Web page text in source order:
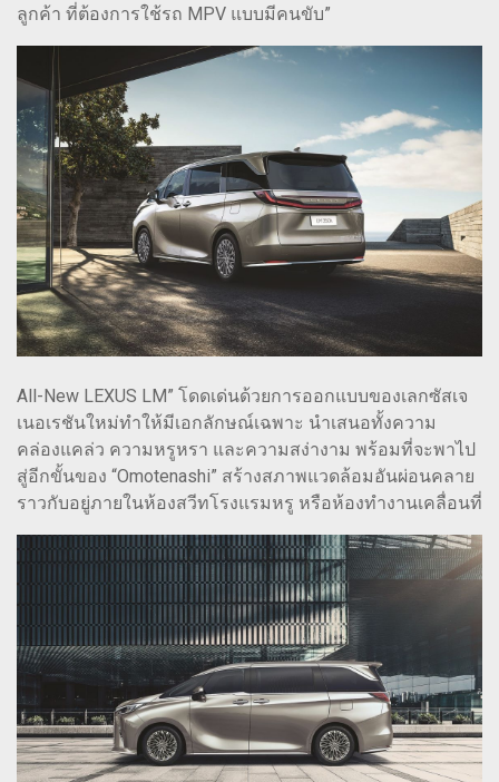
ลูกค้า ที่ต้องการใช้รถ MPV แบบมีคนขับ”
All-New LEXUS LM” โดดเด่นด้วยการออกแบบของเลกซัสเจ
เนอเรชันใหม่ทำให้มีเอกลักษณ์เฉพาะ นำเสนอทั้งความ
คล่องแคล่ว ความหรูหรา และความสง่างาม พร้อมที่จะพาไป
สู่อีกขั้นของ “Omotenashi” สร้างสภาพแวดล้อมอันผ่อนคลาย
ราวกับอยู่ภายในห้องสวีทโรงแรมหรู หรือห้องทำงานเคลื่อนที่